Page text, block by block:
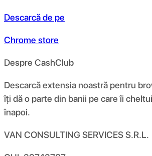
Descarcă de pe
Chrome store
Despre CashClub
Descarcă extensia noastră pentru
îți dă o parte din banii pe care îi
înapoi.
VAN CONSULTING SERVICES S.R.L.